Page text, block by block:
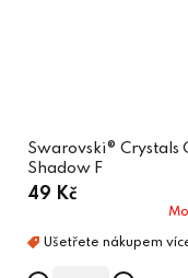
Swarovski® Crystals
Shadow F
49 Kč